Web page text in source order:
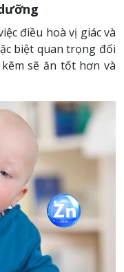
điều hoà vị giác và
biệt quan trọng đối
sẽ ăn tốt hơn và